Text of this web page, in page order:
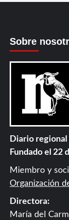
Sobre
Diario
Fundado el 22
Miembro y
Organización
Directora:
María del